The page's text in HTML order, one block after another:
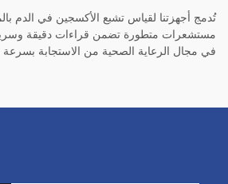
تُدمج أجهزتنا لقياس تشبع الأكسجين في الدم
مستشعرات متطورة تضمن قراءات دقيقة
في مجال الرعاية الصحية من الاستجابة